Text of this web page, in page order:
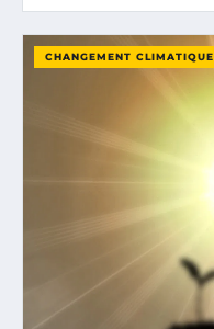
CHANGEMENT CLIMATIQUE